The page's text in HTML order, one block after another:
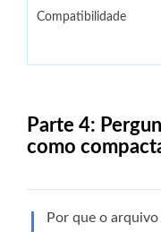
Compatibilidade
Parte 4:
como
Por que o